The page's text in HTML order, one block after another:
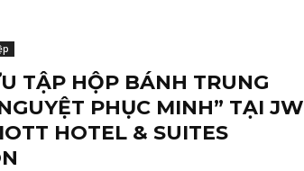
TẬP HỘP BÁNH TRUNG
PHỤC MINH” TẠI JW
HOTEL & SUITES